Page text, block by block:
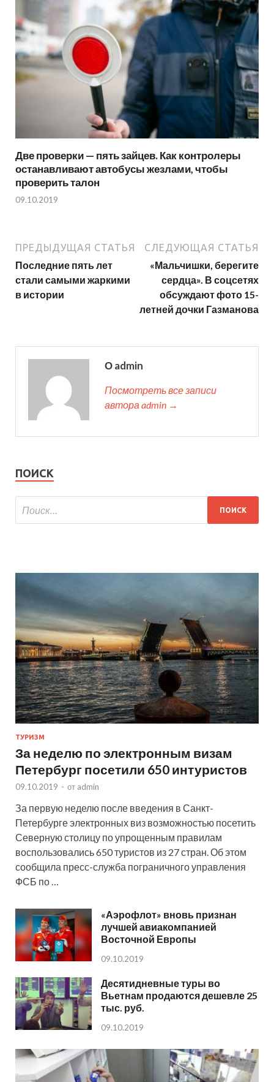
Две проверки — пять зайцев. Как контролеры
останавливают автобусы жезлами, чтобы
проверить талон
09.10.2019
ПРЕДЫДУЩАЯ СТАТЬЯ
Последние пять лет
стали самыми жаркими
в истории
СЛЕДУЮЩАЯ СТАТЬЯ
«Мальчишки, берегите
сердца». В соцсетях
обсуждают фото 15-
летней дочки Газманова
О admin
Посмотреть все записи
автора admin →
ПОИСК
ТУРИЗМ
За неделю по электронным визам
Петербург посетили 650 интуристов
09.10.2019 - от admin
За первую неделю после введения в Санкт-
Петербурге электронных виз возможностью посетить
Северную столицу по упрощенным правилам
воспользовались 650 туристов из 27 стран. Об этом
сообщила пресс-служба пограничного управления
ФСБ по …
«Аэрофлот» вновь признан
лучшей авиакомпанией
Восточной Европы
09.10.2019
Десятидневные туры во
Вьетнам продаются дешевле 25
тыс. руб.
09.10.2019